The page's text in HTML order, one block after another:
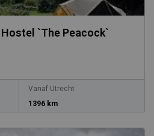
`The Peacock`
Vanaf Utrecht
1396 km